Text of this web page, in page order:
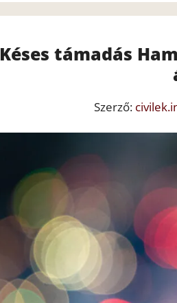
Késes támadás
Szerző: